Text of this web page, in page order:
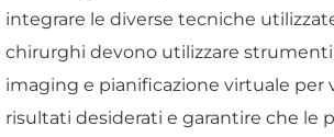
integrare le diverse tecniche
chirurghi devono utilizzare strumenti
imaging e pianificazione virtuale per
risultati desiderati e garantire che le